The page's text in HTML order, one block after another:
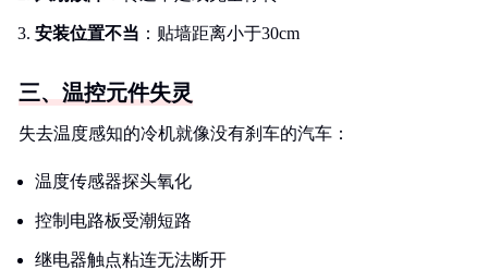
安装位置不当 ：贴墙距离小于30cm
三、温控元件失灵
失去温度感知的冷机就像没有刹车的汽车：
温度传感器探头氧化
控制电路板受潮短路
继电器触点粘连无法断开